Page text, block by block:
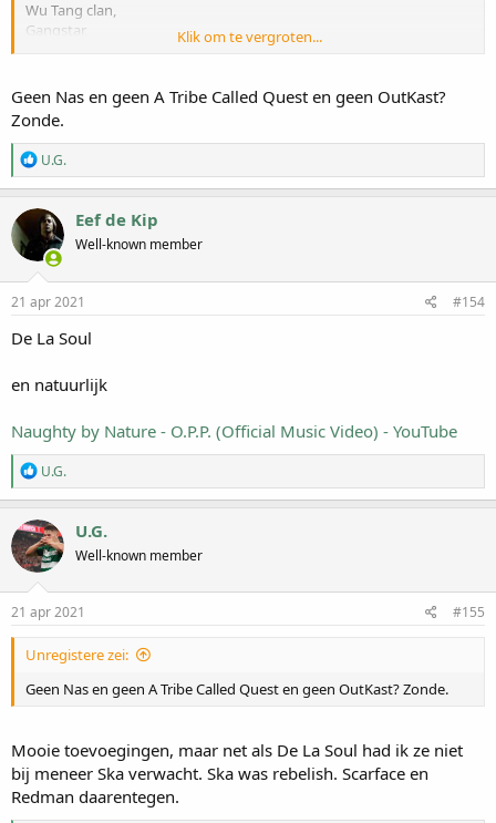
Wu Tang clan,
Gangstar,
Ice Cube,
Notorias B.I.G,
LL cool J,
M.O.P.
Extince (jaja, eerste twee albums)
Verdomd je hebt gelijk. Niet eens in de eerste 12.
Mmm maar wel degelijk game changer. Is ook mooi toch?
Klik om te vergroten...
Geen Nas en geen A Tribe Called Quest en geen OutKast?
Zonde.
W
a
a
r
d
e
r
i
n
e
U.G.
Eef de Kip
Well-known member
21 apr 2021 #154
De La Soul
en natuurlijk
Naughty by Nature - O.P.P. (Official Music Video) - YouTube
W
a
a
r
d
e
r
i
n
n
U.G.
U.G.
Well-known member
21 apr 2021 #155
Unregistere zei:
Geen Nas en geen A Tribe Called Quest en geen OutKast? Zonde.
Mooie toevoegingen, maar net als De La Soul had ik ze niet
bij meneer Ska verwacht. Ska was rebelish. Scarface en
Redman daarentegen.